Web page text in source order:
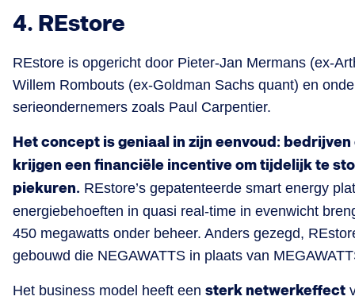
4. REstore
REstore is opgericht door Pieter-Jan Mermans (ex-
Willem Rombouts (ex-Goldman Sachs quant) en
serieondernemers zoals Paul Carpentier.
Het concept is geniaal in zijn eenvoud:
krijgen een financiële incentive om tijdelijk te
piekuren. REstore’s gepatenteerde smart energy
energiebehoeften in quasi real-time in evenwicht
450 megawatts onder beheer. Anders gezegd,
gebouwd die NEGAWATTS in plaats van
Het business model heeft een sterk netwerkeffect